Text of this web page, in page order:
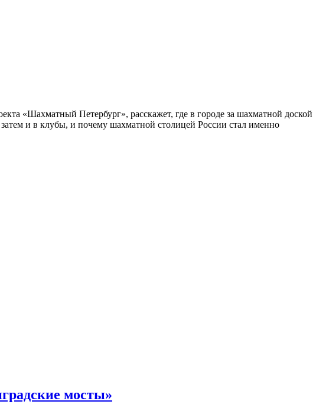
«Шахматный Петербург», расскажет, где в городе за шахматной доской
и в клубы, и почему шахматной столицей России стал именно
мосты»